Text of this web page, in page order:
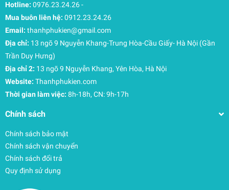
Xung quanh bao da Surface Pro 11 được may
bằng những đường chỉ vô cùng chắc chắn vì thế
chúng trở nên bền hơn, bao da không bị bong
tróc, bảo vệ tốt nhất cho chiếc Surface Pro
11của bạn không bị trầy xước nếu không may bị
va đập mạnh. Ngoài ra, bên trong bao da còn
Bao da Surface Pro 11 được thiết kế theo dạng
quyển sổ thời trang, bạn cũng có thể chống
ngang hay nằm ngửa để có thể gõ văn bản, lướt
Hotline: 0976.23.24.26-
Mua buôn liên hệ: 0912.23.24.26
Email: thanhphukien@gmail.com
Địa chỉ: 13 ngõ 9 Nguyễn Khang-Trung Hòa-Cầu Giấy- Hà Nội (Gần
Trần Duy Hưng)
Địa chỉ 2: 13 ngõ 9 Nguyễn Khang, Yên Hòa, Hà Nội
Website: Thanhphukien.com
Thời gian làm việc: 8h-18h, CN: 9h-17h
Chính sách
Chính sách bảo mật
Chính sách vận chuyển
Chính sách đổi trả
Quy định sử dụng